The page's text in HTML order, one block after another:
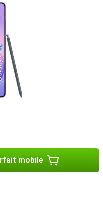
Ultra pour un aperçu optimal
Vous pouvez également
Galaxy Buds 4 ou au
serez averti lorsque vous
d'une simple pression
mobile